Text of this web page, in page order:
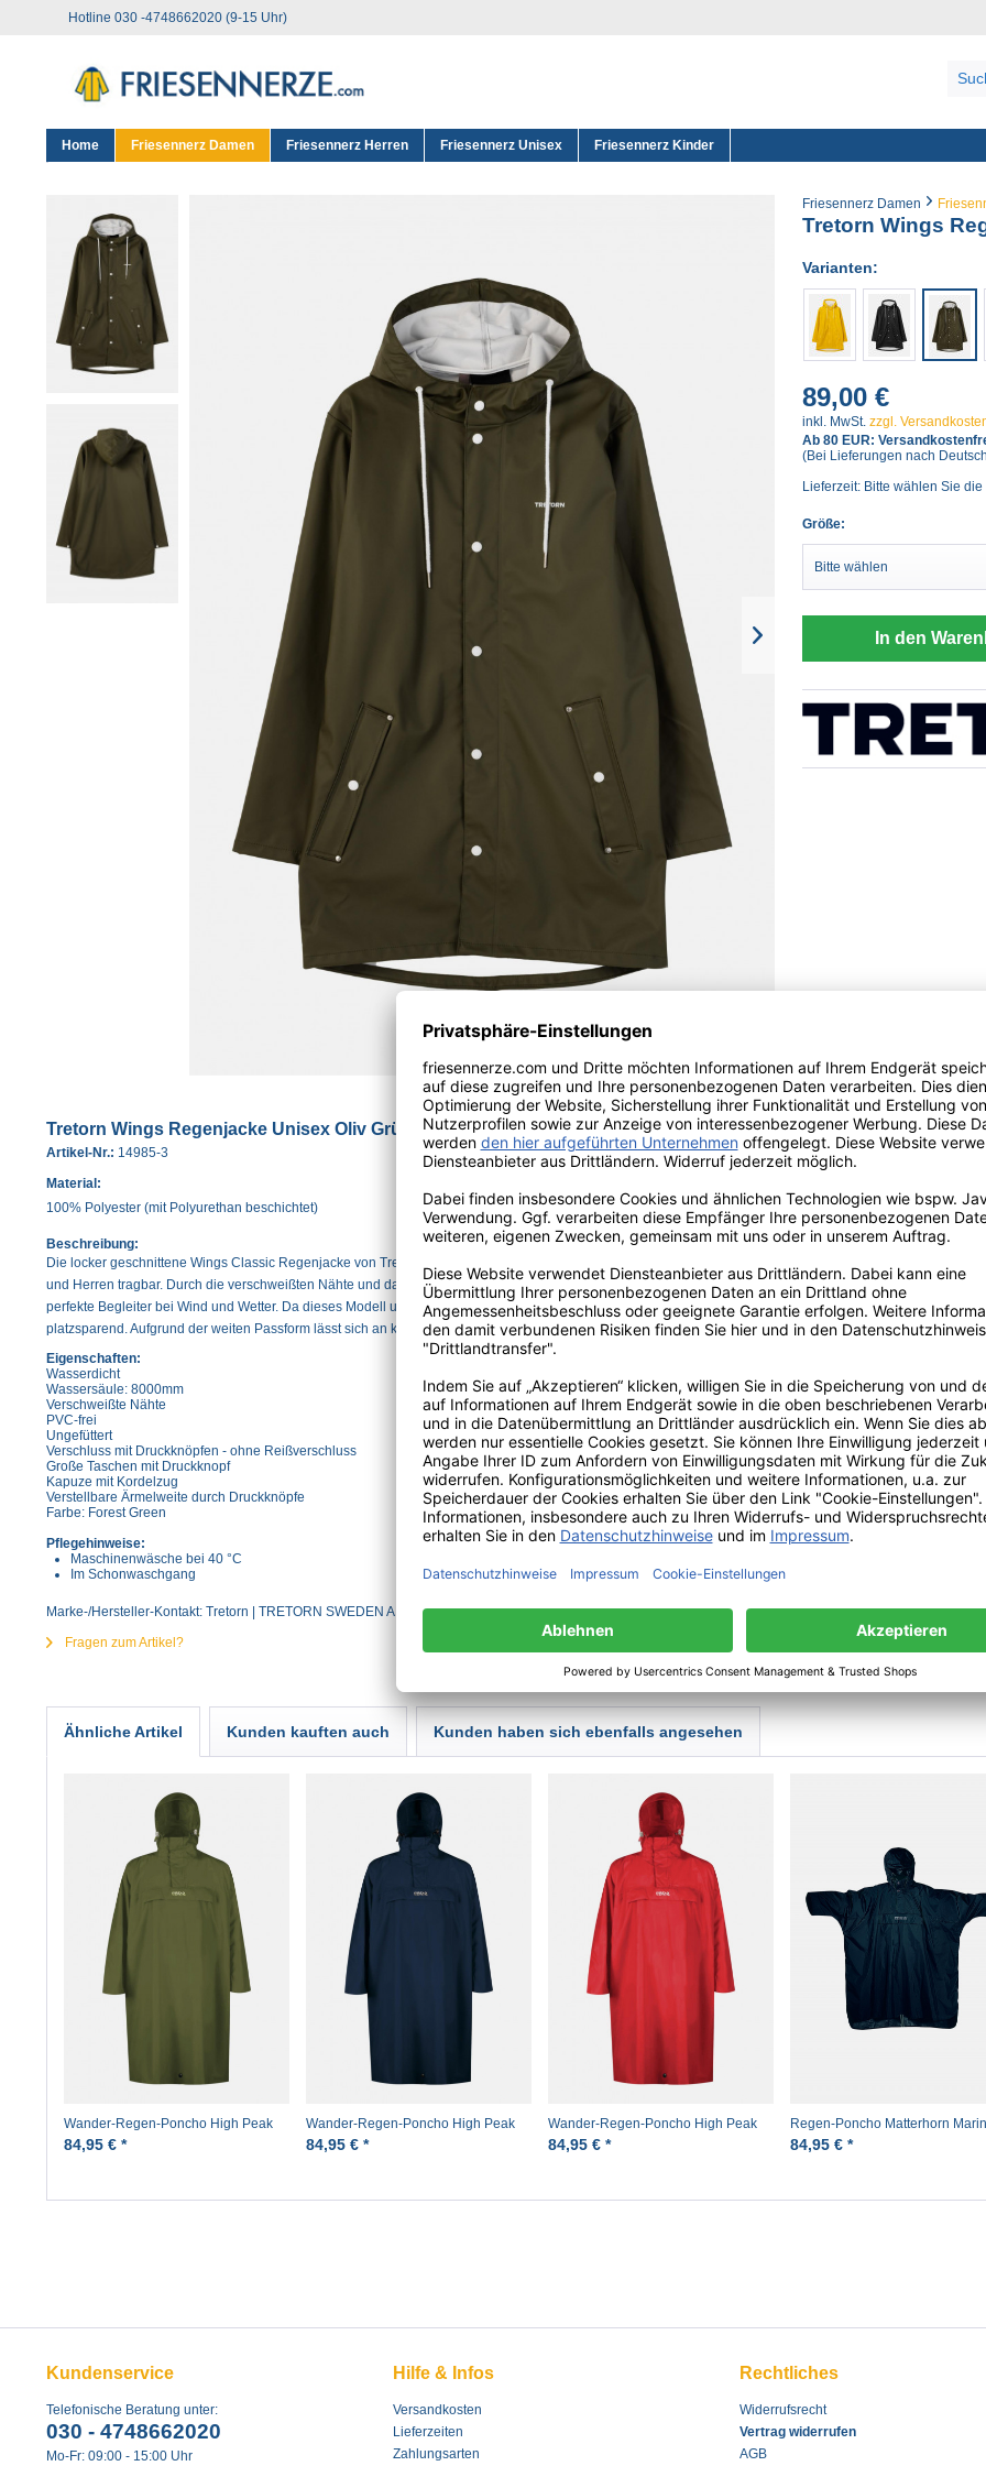
Hotline 030 -4748662020 (9-15 Uhr)
Home Friesennerz Damen Friesennerz Herren Friesennerz Unisex Friesennerz Kinder
Friesennerz Damen
Tretorn Wings
Varianten:
89,00 €
inkl. MwSt. zzgl.
Ab 80 EUR:
(Bei Lieferungen nach
Lieferzeit: Bitte wählen Sie die
Größe:
In den
Tretorn Wings Regenjacke Unisex Oliv Grün
Artikel-Nr.: 14985-3
Material:
100% Polyester (mit Polyurethan beschichtet)
Beschreibung:
Die locker geschnittene Wings Classic Regenjacke von Tretorn in Olivgrün ist als Unisex-Modell von Damen
und Herren tragbar. Durch die verschweißten Nähte und das wasserdichte Material ist dieser Regenmantel der
perfekte Begleiter bei Wind und Wetter. Da dieses Modell ungefüttert ist, ist es besonders leicht und
platzsparend. Aufgrund der weiten Passform lässt sich an kälteren Tagen bequem ein Pullover unterziehen.
Eigenschaften:
Wasserdicht
Wassersäule: 8000mm
Verschweißte Nähte
PVC-frei
Ungefüttert
Verschluss mit Druckknöpfen - ohne Reißverschluss
Große Taschen mit Druckknopf
Kapuze mit Kordelzug
Verstellbare Ärmelweite durch Druckknöpfe
Farbe: Forest Green
Pflegehinweise:
Maschinenwäsche bei 40 °C
Im Schonwaschgang
Marke-/Hersteller-Kontakt: Tretorn | TRETORN SWEDEN AB | Ekslingan 4 | 25467 Helsingborg | Schweden | Customerservice(a)tretornsweden.com
Fragen zum Artikel?
Ähnliche Artikel Kunden kauften auch Kunden haben sich ebenfalls angesehen
Wander-Regen-Poncho High Peak
Oliv Pro-X
84,95 € *
Wander-Regen-Poncho High Peak
Marine Pro-X
84,95 € *
Wander-Regen-Poncho High Peak
Rot Pro-X
84,95 € *
Regen-Poncho Matterhorn
Rucksackponcho
84,95 € *
Kundenservice
Telefonische Beratung unter:
030 - 4748662020
Mo-Fr: 09:00 - 15:00 Uhr
Hilfe & Infos
Versandkosten
Lieferzeiten
Zahlungsarten
Rechtliches
Widerrufsrecht
Vertrag widerrufen
AGB